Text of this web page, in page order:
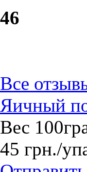
46
Все
Яичный
Вес
45 грн./